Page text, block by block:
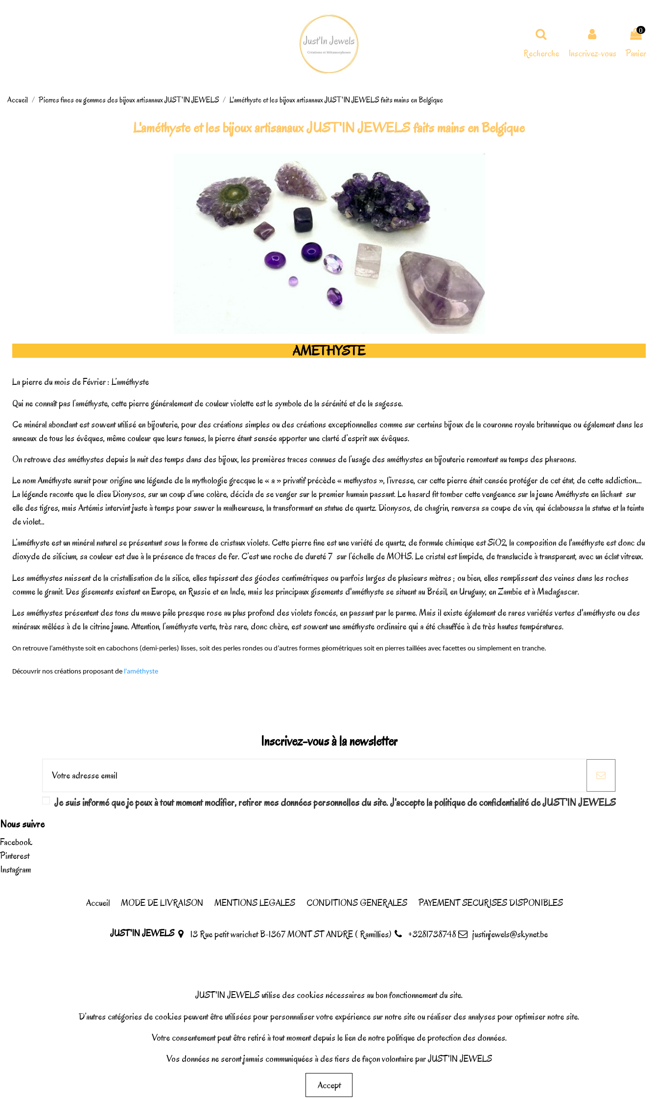
Recherche Inscrivez-vous
0
Panier
Accueil Pierres fines ou gemmes des bijoux artisanaux JUST'IN JEWELS L'améthyste et les bijoux artisanaux JUST'IN JEWELS faits mains en Belgique
L'améthyste et les bijoux artisanaux JUST'IN JEWELS faits mains en Belgique
AMETHYSTE
La pierre du mois de Février : L’améthyste
Qui ne connaît pas l’améthyste, cette pierre généralement de couleur violette est le symbole de la sérénité et de la sagesse.
Ce minéral abondant est souvent utilisé en bijouterie, pour des créations simples ou des créations exceptionnelles comme sur certains bijoux de la couronne royale britannique ou également dans les
anneaux de tous les évêques, même couleur que leurs tenues, la pierre étant sensée apporter une clarté d’esprit aux évêques.
On retrouve des améthystes depuis la nuit des temps dans des bijoux, les premières traces connues de l’usage des améthystes en bijouterie remontent au temps des pharaons.
Le nom Améthyste aurait pour origine une légende de la mythologie grecque le « a » privatif précède « methystos », l’ivresse, car cette pierre était censée protéger de cet état, de cette addiction.…
La légende raconte que le dieu Dionysos, sur un coup d’une colère, décida de se venger sur le premier humain passant. Le hasard fit tomber cette vengeance sur la jeune Améthyste en lâchant sur
elle des tigres, mais Artémis intervint juste à temps pour sauver la malheureuse, la transformant en statue de quartz. Dionysos, de chagrin, renversa sa coupe de vin, qui éclaboussa la statue et la teinta
de violet…
L’améthyste est un minéral naturel se présentant sous la forme de cristaux violets. Cette pierre fine est une variété de quartz, de formule chimique est SiO2, la composition de l'améthyste est donc du
dioxyde de silicium, sa couleur est due à la présence de traces de fer. C’est une roche de dureté 7 sur l’échelle de MOHS. Le cristal est limpide, de translucide à transparent, avec un éclat vitreux.
Les améthystes naissent de la cristallisation de la silice, elles tapissent des géodes centimétriques ou parfois larges de plusieurs mètres ; ou bien, elles remplissent des veines dans les roches
comme le granit. Des gisements existent en Europe, en Russie et en Inde, mais les principaux gisements d'améthyste se situent au Brésil, en Uruguay, en Zambie et à Madagascar.
Les améthystes présentent des tons du mauve pâle presque rose au plus profond des violets foncés, en passant par le parme. Mais il existe également de rares variétés vertes d'améthyste ou des
minéraux mêlées à de la citrine jaune. Attention, l’améthyste verte, très rare, donc chère, est souvent une améthyste ordinaire qui a été chauffée à de très hautes températures.
On retrouve l’améthyste soit en cabochons (demi-perles) lisses, soit des perles rondes ou d’autres formes géométriques soit en pierres taillées avec facettes ou simplement en tranche.
Découvrir nos créations proposant de l'améthyste
Inscrivez-vous à la newsletter
Je suis informé que je peux à tout moment modifier, retirer mes données personnelles du site. J'accepte la politique de confidentialité de JUST'IN JEWELS
Nous suivre
Facebook
Pinterest
Instagram
Accueil MODE DE LIVRAISON MENTIONS LEGALES CONDITIONS GENERALES PAYEMENT SECURISES DISPONIBLES
JUST'IN JEWELS 13 Rue petit warichet B-1367 MONT ST ANDRE ( Ramillies) +3281738748 justinjewels@skynet.be
JUST'IN JEWELS utilise des cookies nécessaires au bon fonctionnement du site.
D’autres catégories de cookies peuvent être utilisées pour personnaliser votre expérience sur notre site ou réaliser des analyses pour optimiser notre site.
Votre consentement peut être retiré à tout moment depuis le lien de notre politique de protection des données.
Vos données ne seront jamais communiquées à des tiers de façon volontaire par JUST'IN JEWELS
Accept